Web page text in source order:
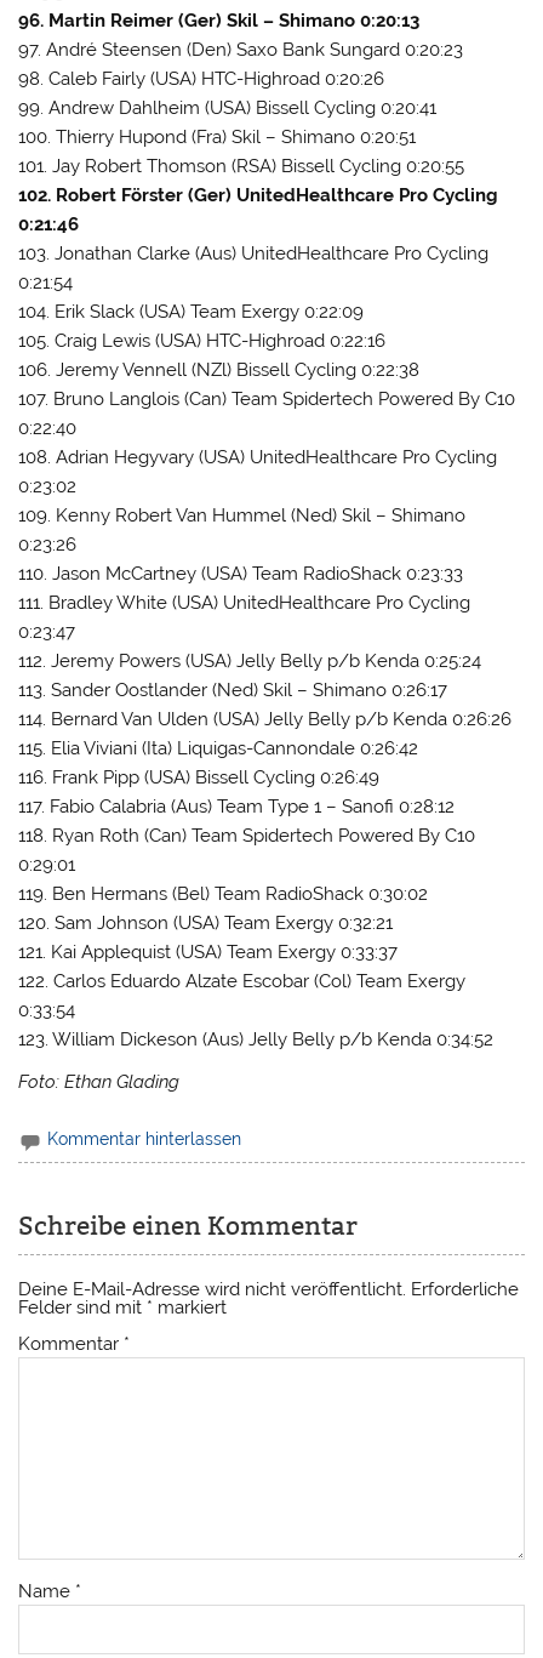
96. Martin Reimer (Ger) Skil – Shimano 0:20:13
97. André Steensen (Den) Saxo Bank Sungard 0:20:23
98. Caleb Fairly (USA) HTC-Highroad 0:20:26
99. Andrew Dahlheim (USA) Bissell Cycling 0:20:41
100. Thierry Hupond (Fra) Skil – Shimano 0:20:51
101. Jay Robert Thomson (RSA) Bissell Cycling 0:20:55
102. Robert Förster (Ger) UnitedHealthcare Pro Cycling
0:21:46
103. Jonathan Clarke (Aus) UnitedHealthcare Pro Cycling
0:21:54
104. Erik Slack (USA) Team Exergy 0:22:09
105. Craig Lewis (USA) HTC-Highroad 0:22:16
106. Jeremy Vennell (NZl) Bissell Cycling 0:22:38
107. Bruno Langlois (Can) Team Spidertech Powered By C10
0:22:40
108. Adrian Hegyvary (USA) UnitedHealthcare Pro Cycling
0:23:02
109. Kenny Robert Van Hummel (Ned) Skil – Shimano
0:23:26
110. Jason McCartney (USA) Team RadioShack 0:23:33
111. Bradley White (USA) UnitedHealthcare Pro Cycling
0:23:47
112. Jeremy Powers (USA) Jelly Belly p/b Kenda 0:25:24
113. Sander Oostlander (Ned) Skil – Shimano 0:26:17
114. Bernard Van Ulden (USA) Jelly Belly p/b Kenda 0:26:26
115. Elia Viviani (Ita) Liquigas-Cannondale 0:26:42
116. Frank Pipp (USA) Bissell Cycling 0:26:49
117. Fabio Calabria (Aus) Team Type 1 – Sanofi 0:28:12
118. Ryan Roth (Can) Team Spidertech Powered By C10
0:29:01
119. Ben Hermans (Bel) Team RadioShack 0:30:02
120. Sam Johnson (USA) Team Exergy 0:32:21
121. Kai Applequist (USA) Team Exergy 0:33:37
122. Carlos Eduardo Alzate Escobar (Col) Team Exergy
0:33:54
123. William Dickeson (Aus) Jelly Belly p/b Kenda 0:34:52
Foto: Ethan Glading
Kommentar hinterlassen
Schreibe einen Kommentar
Deine E-Mail-Adresse wird nicht veröffentlicht. Erforderliche
Felder sind mit * markiert
Kommentar *
Name *